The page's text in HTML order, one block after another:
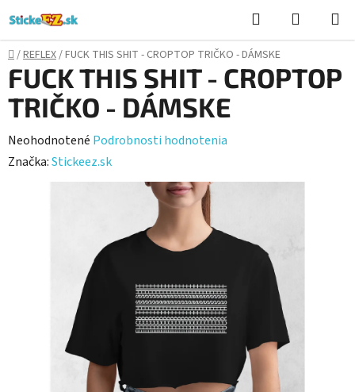
na
obsah
Hľadať
KOŠÍK
Domov
/REFLEX/FUCK THIS SHIT - CROPTOP TRIČKO - DÁMSKE
FUCK THIS SHIT - CROPTOP
TRIČKO - DÁMSKE
Priemerné
hodnotenie
Neohodnotené Podrobnosti hodnotenia
Značka:Stickeez.sk